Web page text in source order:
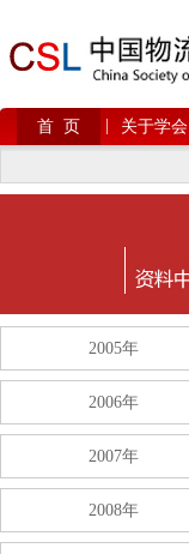
首 页 关于学会
2005年
2006年
2007年
2008年